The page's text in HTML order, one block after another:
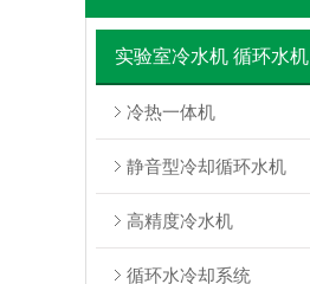
实验室冷水机 循环水机
冷热一体机
静音型冷却循环水机
高精度冷水机
循环水冷却系统